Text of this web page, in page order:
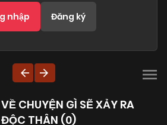
nhập Đăng ký
CHUYỆN GÌ SẼ XẢY RA
ĐỘC THÂN (0)